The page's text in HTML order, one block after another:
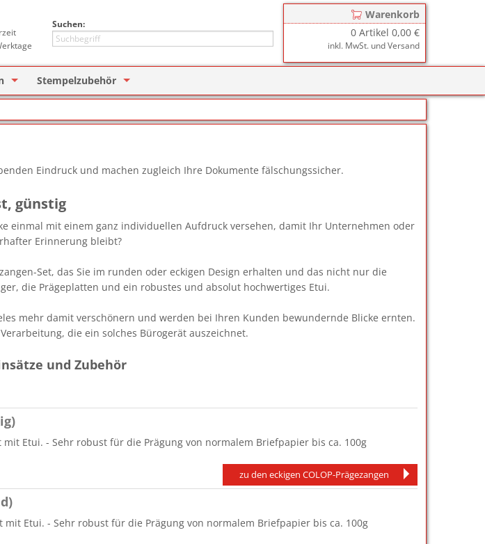
Warenkorb
0Artikel 0,00 €
inkl. MwSt. und Versand
Suchen:
Textplatten für TRODAT
Stempelzubehör
Ersatzkissen für TRODAT Printy
Unipad III
Stempelfarbe Bürostempelfarbe
UV-Stempelfarbe
Neon-Farben
Eindruck und machen zugleich Ihre Dokumente fälschungssicher.
günstig
einmal mit einem ganz individuellen Aufdruck versehen, damit Ihr Unternehmen oder
Erinnerung bleibt?
Set, das Sie im runden oder eckigen Design erhalten und das nicht nur die
die Prägeplatten und ein robustes und absolut hochwertiges Etui.
mehr damit verschönern und werden bei Ihren Kunden bewundernde Blicke ernten.
die ein solches Bürogerät auszeichnet.
und Zubehör
mit Etui. - Sehr robust für die Prägung von normalem Briefpapier bis ca. 100g
zu den eckigen COLOP-Prägezangen
mit Etui. - Sehr robust für die Prägung von normalem Briefpapier bis ca. 100g